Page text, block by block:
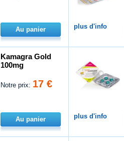
Au panier plus d'info
Kamagra Gold
100mg
Notre prix: 17 €
Au panier plus d'info